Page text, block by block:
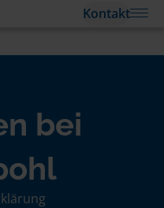
Kontakt
bei